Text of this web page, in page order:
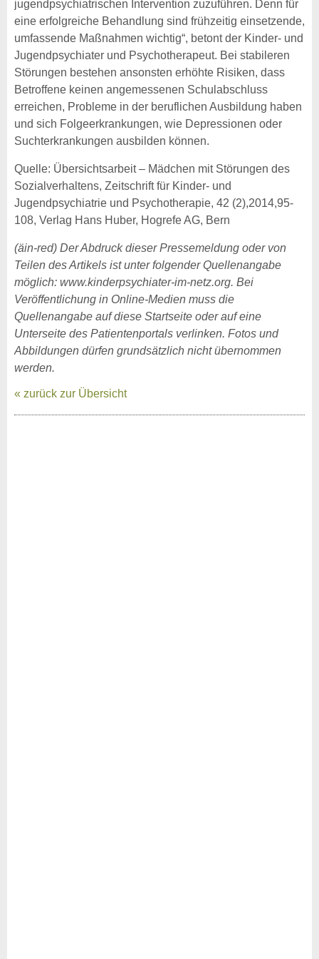
jugendpsychiatrischen Intervention zuzuführen. Denn für
eine erfolgreiche Behandlung sind frühzeitig einsetzende,
umfassende Maßnahmen wichtig“, betont der Kinder- und
Jugendpsychiater und Psychotherapeut. Bei stabileren
Störungen bestehen ansonsten erhöhte Risiken, dass
Betroffene keinen angemessenen Schulabschluss
erreichen, Probleme in der beruflichen Ausbildung haben
und sich Folgeerkrankungen, wie Depressionen oder
Suchterkrankungen ausbilden können.
Quelle: Übersichtsarbeit – Mädchen mit Störungen des
Sozialverhaltens, Zeitschrift für Kinder- und
Jugendpsychiatrie und Psychotherapie, 42 (2),2014,95-
108, Verlag Hans Huber, Hogrefe AG, Bern
(äin-red) Der Abdruck dieser Pressemeldung oder von
Teilen des Artikels ist unter folgender Quellenangabe
möglich: www.kinderpsychiater-im-netz.org. Bei
Veröffentlichung in Online-Medien muss die
Quellenangabe auf diese Startseite oder auf eine
Unterseite des Patientenportals verlinken. Fotos und
Abbildungen dürfen grundsätzlich nicht übernommen
werden.
« zurück zur Übersicht